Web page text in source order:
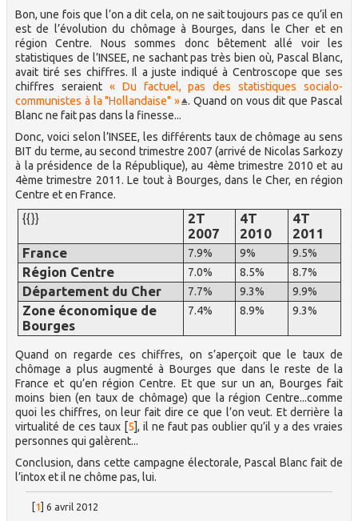
Bon, une fois que l’on a dit cela, on ne sait toujours pas ce qu’il en
est de l’évolution du chômage à Bourges, dans le Cher et en
région Centre. Nous sommes donc bêtement allé voir les
statistiques de l’INSEE, ne sachant pas très bien où, Pascal Blanc,
avait tiré ses chiffres. Il a juste indiqué à Centroscope que ses
chiffres seraient « Du factuel, pas des statistiques socialo-
communistes à la "Hollandaise" »
. Quand on vous dit que Pascal
Blanc ne fait pas dans la finesse...
Donc, voici selon l’INSEE, les différents taux de chômage au sens
BIT du terme, au second trimestre 2007 (arrivé de Nicolas Sarkozy
à la présidence de la République), au 4ème trimestre 2010 et au
4ème trimestre 2011. Le tout à Bourges, dans le Cher, en région
Centre et en France.
{{}}
2T
2007
4T
2010
4T
2011
France
7.9% 9% 9.5%
Région Centre 7.0% 8.5% 8.7%
Département du Cher 7.7% 9.3% 9.9%
Zone économique de
Bourges
7.4% 8.9% 9.3%
Quand on regarde ces chiffres, on s’aperçoit que le taux de
chômage a plus augmenté à Bourges que dans le reste de la
France et qu’en région Centre. Et que sur un an, Bourges fait
moins bien (en taux de chômage) que la région Centre...comme
quoi les chiffres, on leur fait dire ce que l’on veut. Et derrière la
virtualité de ces taux [5], il ne faut pas oublier qu’il y a des vraies
personnes qui galèrent...
Conclusion, dans cette campagne électorale, Pascal Blanc fait de
l’intox et il ne chôme pas, lui.
[1]6 avril 2012